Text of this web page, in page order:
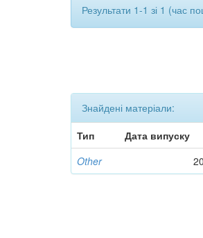
Результати 1-1 зі 1 (час
Знайдені матеріали:
Тип
Дата випуску
Other